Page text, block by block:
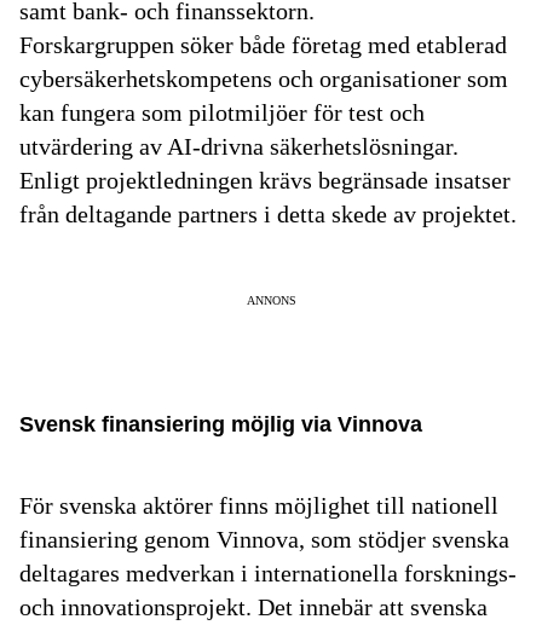
samt bank- och finanssektorn.
Forskargruppen söker både företag med etablerad
cybersäkerhetskompetens och organisationer som
kan fungera som pilotmiljöer för test och
utvärdering av AI-drivna säkerhetslösningar.
Enligt projektledningen krävs begränsade insatser
från deltagande partners i detta skede av projektet.
ANNONS
Svensk finansiering möjlig via Vinnova
För svenska aktörer finns möjlighet till nationell
finansiering genom Vinnova, som stödjer svenska
deltagares medverkan i internationella forsknings-
och innovationsprojekt. Det innebär att svenska